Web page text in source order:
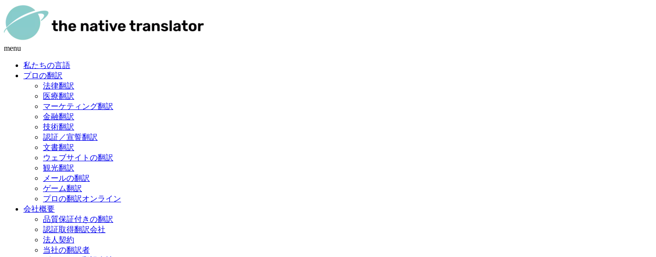
menu
私たちの言語
プロの翻訳
法律翻訳
医療翻訳
マーケティング翻訳
金融翻訳
技術翻訳
認証／宣誓翻訳
文書翻訳
ウェブサイトの翻訳
観光翻訳
メールの翻訳
ゲーム翻訳
プロの翻訳オンライン
会社概要
品質保証付きの翻訳
認証取得翻訳会社
法人契約
当社の翻訳者